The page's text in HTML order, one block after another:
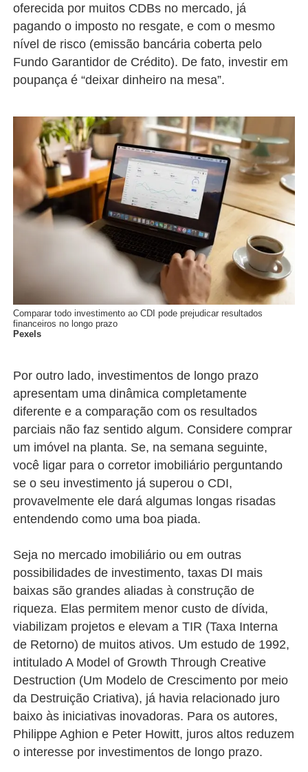
oferecida por muitos CDBs no mercado, já
pagando o imposto no resgate, e com o mesmo
nível de risco (emissão bancária coberta pelo
Fundo Garantidor de Crédito). De fato, investir em
poupança é “deixar dinheiro na mesa”.
Comparar todo investimento ao CDI pode prejudicar resultados
financeiros no longo prazo
Pexels
Por outro lado, investimentos de longo prazo
apresentam uma dinâmica completamente
diferente e a comparação com os resultados
parciais não faz sentido algum. Considere comprar
um imóvel na planta. Se, na semana seguinte,
você ligar para o corretor imobiliário perguntando
se o seu investimento já superou o CDI,
provavelmente ele dará algumas longas risadas
entendendo como uma boa piada.
Seja no mercado imobiliário ou em outras
possibilidades de investimento, taxas DI mais
baixas são grandes aliadas à construção de
riqueza. Elas permitem menor custo de dívida,
viabilizam projetos e elevam a TIR (Taxa Interna
de Retorno) de muitos ativos. Um estudo de 1992,
intitulado A Model of Growth Through Creative
Destruction (Um Modelo de Crescimento por meio
da Destruição Criativa), já havia relacionado juro
baixo às iniciativas inovadoras. Para os autores,
Philippe Aghion e Peter Howitt, juros altos reduzem
o interesse por investimentos de longo prazo.